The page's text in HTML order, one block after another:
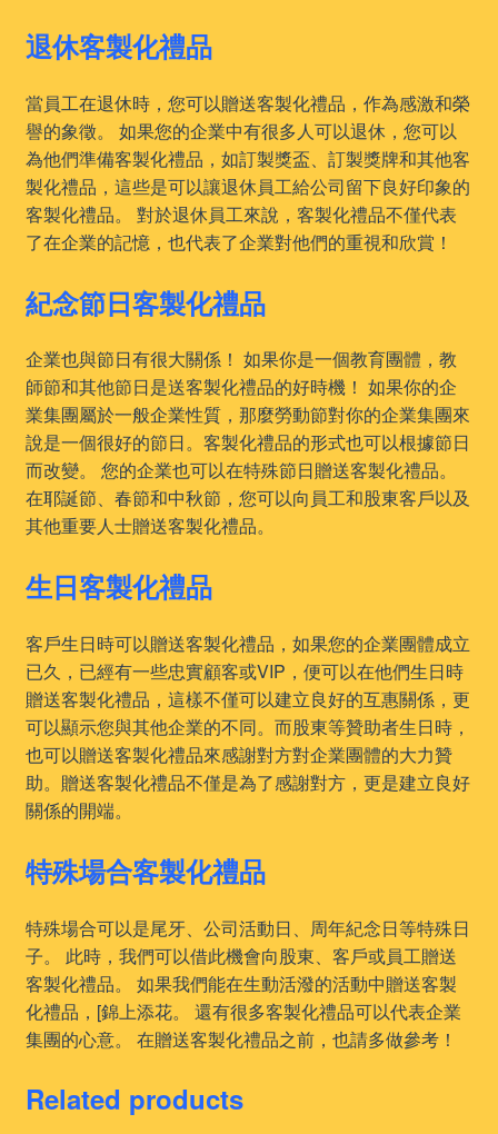
退休客製化禮品
當員工在退休時，您可以贈送客製化禮品，作為感激和榮
譽的象徵。 如果您的企業中有很多人可以退休，您可以
為他們準備客製化禮品，如訂製獎盃、訂製獎牌和其他客
製化禮品，這些是可以讓退休員工給公司留下良好印象的
客製化禮品。 對於退休員工來說，客製化禮品不僅代表
了在企業的記憶，也代表了企業對他們的重視和欣賞！
紀念節日客製化禮品
企業也與節日有很大關係！ 如果你是一個教育團體，教
師節和其他節日是送客製化禮品的好時機！ 如果你的企
業集團屬於一般企業性質，那麼勞動節對你的企業集團來
說是一個很好的節日。客製化禮品的形式也可以根據節日
而改變。 您的企業也可以在特殊節日贈送客製化禮品。
在耶誕節、春節和中秋節，您可以向員工和股東客戶以及
其他重要人士贈送客製化禮品。
生日客製化禮品
客戶生日時可以贈送客製化禮品，如果您的企業團體成立
已久，已經有一些忠實顧客或VIP，便可以在他們生日時
贈送客製化禮品，這樣不僅可以建立良好的互惠關係，更
可以顯示您與其他企業的不同。而股東等贊助者生日時，
也可以贈送客製化禮品來感謝對方對企業團體的大力贊
助。贈送客製化禮品不僅是為了感謝對方，更是建立良好
關係的開端。
特殊場合客製化禮品
特殊場合可以是尾牙、公司活動日、周年紀念日等特殊日
子。 此時，我們可以借此機會向股東、客戶或員工贈送
客製化禮品。 如果我們能在生動活潑的活動中贈送客製
化禮品，[錦上添花。 還有很多客製化禮品可以代表企業
集團的心意。 在贈送客製化禮品之前，也請多做參考！
Related products